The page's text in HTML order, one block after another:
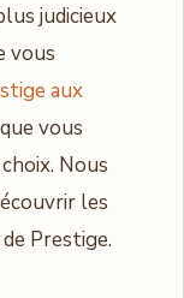
judicieux
vous
aux
vous
Nous
les
Prestige.